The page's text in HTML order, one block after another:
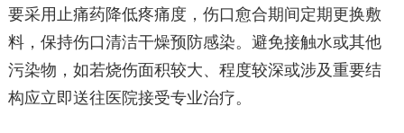
要采用止痛药降低疼痛度，伤口愈合期间定期更换敷
料，保持伤口清洁干燥预防感染。避免接触水或其他
污染物，如若烧伤面积较大、程度较深或涉及重要结
构应立即送往医院接受专业治疗。